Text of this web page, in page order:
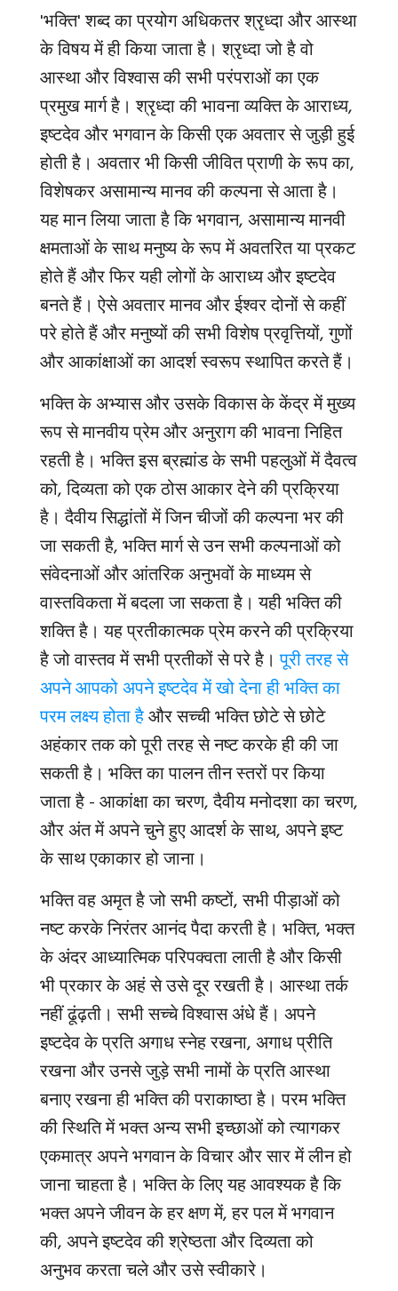
'भक्ति'शब्द का प्रयोग अधिकतर श्रृध्दा और आस्था
के विषय में ही किया जाता है। श्रृध्दा जो है वो
आस्था और विश्वास की सभी परंपराओं का एक
प्रमुख मार्ग है। श्रृध्दा की भावना व्यक्ति के आराध्य,
इष्टदेव और भगवान के किसी एक अवतार से जुड़ी हुई
होती है। अवतार भी किसी जीवित प्राणी के रूप का,
विशेषकर असामान्य मानव की कल्पना से आता है।
यह मान लिया जाता है कि भगवान, असामान्य मानवी
क्षमताओं के साथ मनुष्य के रूप में अवतरित या प्रकट
होते हैं और फिर यही लोगों के आराध्य और इष्टदेव
बनते हैं। ऐसे अवतार मानव और ईश्वर दोनों से कहीं
परे होते हैं और मनुष्यों की सभी विशेष प्रवृत्तियों, गुणों
और आकांक्षाओं का आदर्श स्वरूप स्थापित करते हैं।
भक्ति के अभ्यास और उसके विकास के केंद्र में मुख्य
रूप से मानवीय प्रेम और अनुराग की भावना निहित
रहती है। भक्ति इस ब्रह्मांड के सभी पहलुओं में दैवत्व
को, दिव्यता को एक ठोस आकार देने की प्रक्रिया
है। दैवीय सिद्धांतों में जिन चीजों की कल्पना भर की
जा सकती है, भक्ति मार्ग से उन सभी कल्पनाओं को
संवेदनाओं और आंतरिक अनुभवों के माध्यम से
वास्तविकता में बदला जा सकता है। यही भक्ति की
शक्ति है। यह प्रतीकात्मक प्रेम करने की प्रक्रिया
है जो वास्तव में सभी प्रतीकों से परे है।पूरी तरह से
अपने आपको अपने इष्टदेव में खो देना ही भक्ति का
परम लक्ष्य होता हैऔर सच्ची भक्ति छोटे से छोटे
अहंकार तक को पूरी तरह से नष्ट करके ही की जा
सकती है। भक्ति का पालन तीन स्तरों पर किया
जाता है - आकांक्षा का चरण,दैवीय मनोदशा का चरण,
और अंत में अपने चुने हुए आदर्श के साथ, अपने इष्ट
के साथ एकाकार हो जाना।
भक्ति वह अमृत है जो सभी कष्टों, सभी पीड़ाओं को
नष्ट करके निरंतर आनंद पैदा करती है। भक्ति, भक्त
के अंदर आध्यात्मिक परिपक्वता लाती है और किसी
भी प्रकार के अहं से उसे दूर रखती है। आस्था तर्क
नहीं ढूंढ़ती। सभी सच्चे विश्वास अंधे हैं। अपने
इष्टदेव के प्रति अगाध स्नेह रखना, अगाध प्रीति
रखना और उनसे जुड़े सभी नामों के प्रति आस्था
बनाए रखना ही भक्ति की पराकाष्ठा है। परम भक्ति
की स्थिति में भक्त अन्य सभी इच्छाओं को त्यागकर
एकमात्र अपने भगवान के विचार और सार में लीन हो
जाना चाहता है। भक्ति के लिए यह आवश्यक है कि
भक्त अपने जीवन के हर क्षण में, हर पल में भगवान
की, अपने इष्टदेव की श्रेष्ठता और दिव्यता को
अनुभव करता चले और उसे स्वीकारे।